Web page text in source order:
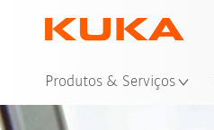
Produtos & Serviços